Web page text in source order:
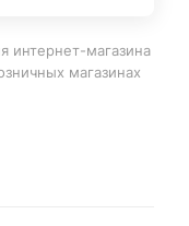
интернет-магазина
магазинах